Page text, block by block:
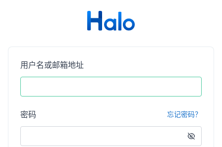
用户名或邮箱地址
密码 忘记密码？